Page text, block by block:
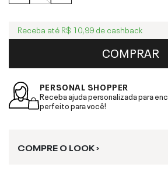
Receba até R$ 10,99 de cashback
COMPRAR
PERSONAL SHOPPER
Receba ajuda personalizada para
perfeito para você!
COMPRE O LOOK ›